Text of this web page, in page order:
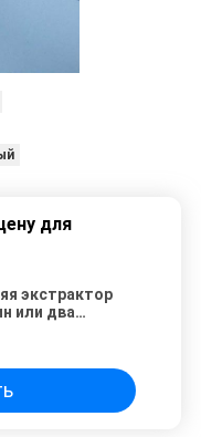
для
экстрактор
или два